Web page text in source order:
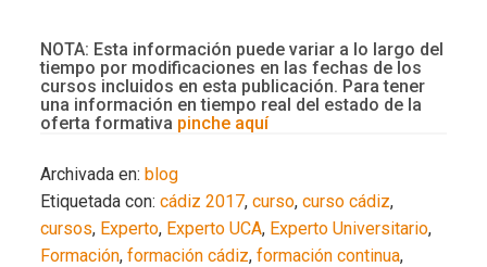
NOTA: Esta información puede variar a lo largo del
tiempo por modificaciones en las fechas de los
cursos incluidos en esta publicación. Para tener
una información en tiempo real del estado de la
oferta formativa pinche aquí
Archivada en:blog
Etiquetada con:cádiz 2017,curso,curso cádiz,
cursos, Experto, Experto UCA, Experto Universitario,
Formación,formación cádiz,formación continua,